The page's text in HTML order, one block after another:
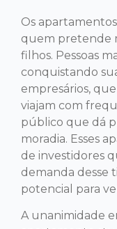
Os
quem pretende
filhos. Pessoas
conquistando
empresários,
viajam com
público que dá
moradia. Esses
de investidores
demanda desse
potencial para
A unanimidade